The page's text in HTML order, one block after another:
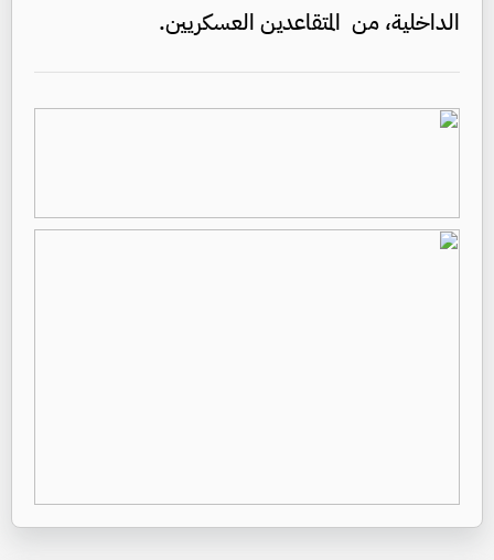
الداخلية، من المتقاعدين العسكريين.